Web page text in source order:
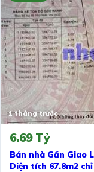
1 tháng trước
6.69 Tỷ
Bán nhà Gần Giao
Diện tích 67.8m2